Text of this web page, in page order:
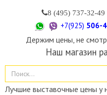
8 (495) 737-32-49
+7(925) 506-
Держим цены, не
Наш магазин
Лучшие выставочные цены у